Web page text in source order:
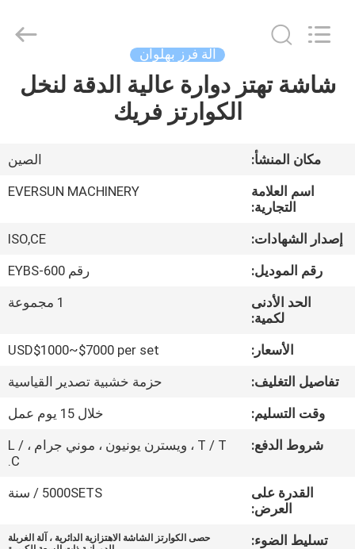
مسكن
عرض
الافتراضي
معلومات
جولة
في
المعمل
الجودة
آلة فرز بهلوان
شاشة تهتز دوارة عالية الدقة لنخل
الكوارتز فريك
مكان المنشأ:
الصين
اسم العلامة
التجارية:
EVERSUN MACHINERY
إصدار الشهادات:
ISO,CE
رقم الموديل:
رقم EYBS-600
الحد الأدنى
لكمية:
1 مجموعة
الأسعار:
USD$1000~$7000 per set
تفاصيل التغليف:
حزمة خشبية تصدير القياسية
وقت التسليم:
خلال 15 يوم عمل
شروط الدفع:
T / T ، ويسترن يونيون ، موني جرام ، L /
C.
القدرة على
العرض:
5000SETS / سنة
تسليط الضوء:
حصى الكوارتز الشاشة الاهتزازية الدائرية ، آلة الغربلة